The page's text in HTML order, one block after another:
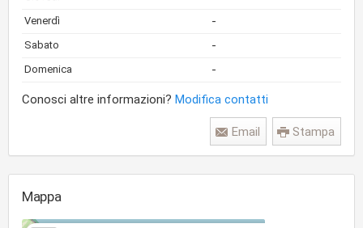
Venerdì -
Sabato -
Domenica -
Conosci altre informazioni? Modifica contatti
Stampa
Email
Mappa